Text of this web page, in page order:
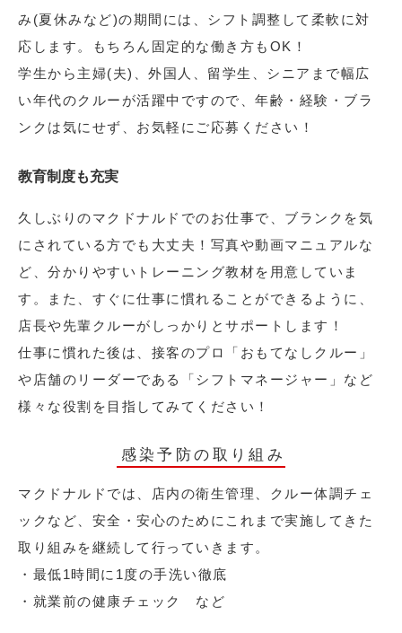
み(夏休みなど)の期間には、シフト調整して柔軟に対
応します。もちろん固定的な働き方もOK！
学生から主婦(夫)、外国人、留学生、シニアまで幅広
い年代のクルーが活躍中ですので、年齢・経験・ブラ
ンクは気にせず、お気軽にご応募ください！
教育制度も充実
久しぶりのマクドナルドでのお仕事で、ブランクを気
にされている方でも大丈夫！写真や動画マニュアルな
ど、分かりやすいトレーニング教材を用意していま
す。また、すぐに仕事に慣れることができるように、
店長や先輩クルーがしっかりとサポートします！
仕事に慣れた後は、接客のプロ「おもてなしクルー」
や店舗のリーダーである「シフトマネージャー」など
様々な役割を目指してみてください！
感染予防の取り組み
マクドナルドでは、店内の衛生管理、クルー体調チェ
ックなど、安全・安心のためにこれまで実施してきた
取り組みを継続して行っていきます。
・最低1時間に1度の手洗い徹底
・就業前の健康チェック など